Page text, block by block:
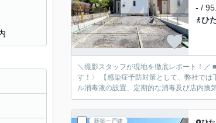
- /
ひ
＼撮影スタッフが現地を徹底レポート！／
す！〉 【感染症予防対策として、弊社で
ル消毒液の設置、定期的な消毒及び店内換
新築一戸建